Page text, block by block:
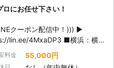
、耐震性が落ちて地震の時に倒
震の多い島国日本に住む日本人
てはとても大きな問題です。そ
付けるかのように、阪神大震災
倒壊した建物の大半はシロアリ
にお任せ下さい！
クーポン配信中！))) ▶
4MxaDP3 ■横浜：横浜
区桜木町 ■湘南：藤沢市辻堂西
【 http://www.pestcontrol.jp/
料金 55,000円